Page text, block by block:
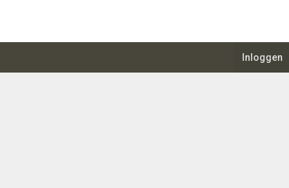
Inloggen